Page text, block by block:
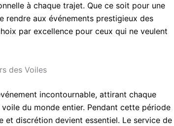
à chaque trajet. Que ce soit pour une
rendre aux événements prestigieux des
par excellence pour ceux qui ne veulent
des Voiles
incontournable, attirant chaque
du monde entier. Pendant cette période
et discrétion devient essentiel. Le service de